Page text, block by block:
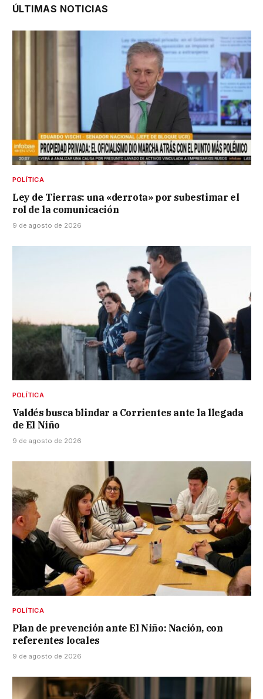
ÚLTIMAS NOTICIAS
POLÍTICA
Ley de Tierras: una «derrota» por subestimar el
rol de la comunicación
9 de agosto de 2026
POLÍTICA
Valdés busca blindar a Corrientes ante la llegada
de El Niño
9 de agosto de 2026
POLÍTICA
Plan de prevención ante El Niño: Nación, con
referentes locales
9 de agosto de 2026